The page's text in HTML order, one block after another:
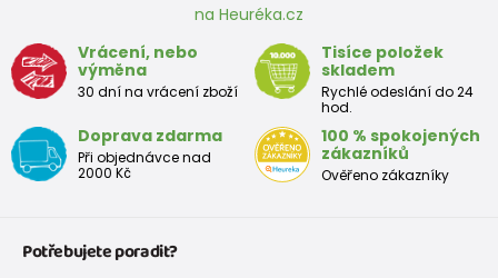
Velikost
EU
35 36 38 39 40 41
stélky v
mm
225 231 237 243 249 255 261 267
na Heuréka.cz
Vrácení, nebo
výměna
30 dní na vrácení zboží
Tisíce položek
skladem
Rychlé odeslání do 24
hod.
Doprava zdarma
Při objednávce nad
2000 Kč
100 % spokojených
zákazníků
Ověřeno zákazníky
Potřebujete poradit?